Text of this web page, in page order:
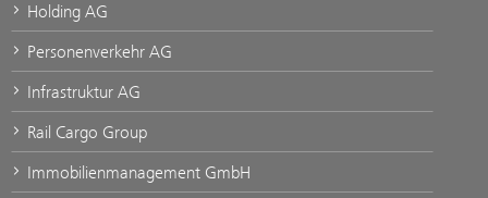
Holding AG
Personenverkehr AG
Infrastruktur AG
Rail Cargo Group
Immobilienmanagement GmbH